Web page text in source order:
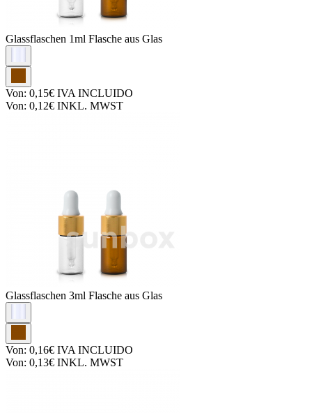
Glassflaschen 1ml Flasche aus Glas
Von: 0,15€ IVA INCLUIDO
Von: 0,12€ INKL. MWST
Glassflaschen 3ml Flasche aus Glas
Von: 0,16€ IVA INCLUIDO
Von: 0,13€ INKL. MWST